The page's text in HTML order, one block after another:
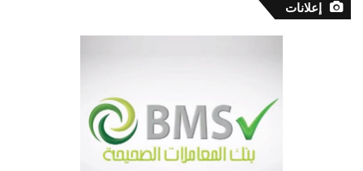
إعلانات